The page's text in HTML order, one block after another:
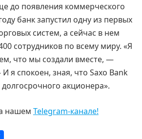
до появления коммерческого
банк запустил одну из первых
систем, а сейчас в нем
сотрудников по всему миру. «Я
что мы создали вместе, —
я спокоен, зная, что Saxo Bank
акционера».
нашем Telegram-канале!